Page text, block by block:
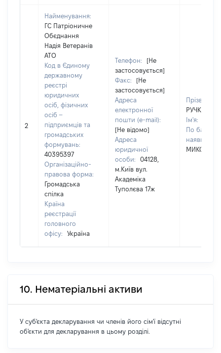
2
Найменування:
ГС Патріоничне
Обєднання
Надія Ветеранів
АТО
Код в Єдиному
державному
реєстрі
юридичних
осіб, фізичних
осіб –
підприємців та
громадських
формувань:
40395397
Організаційно-
правова форма:
Громадська
спілка
Країна
реєстрації
головного
офісу:
Україна
Телефон:
[Не
застосовується]
Факс:
[Не
застосовується]
Адреса
електронної
пошти (e-mail):
[Не відомо]
Адреса
юридичної
особи:
04128,
м.Київ вул.
Академіка
Туполєва 17ж
Прізвище:
РУЧКА
Ім'я:
По
наявності):
10. Нематеріальні активи
У суб'єкта декларування чи членів його сім'ї відсутні
об'єкти для декларування в цьому розділі.